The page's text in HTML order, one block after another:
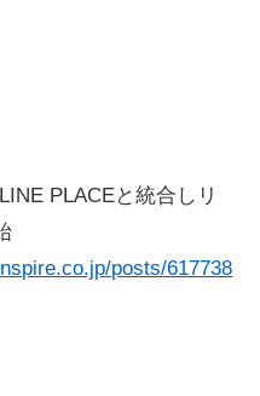
PLACEと統合しリ
posts/617738